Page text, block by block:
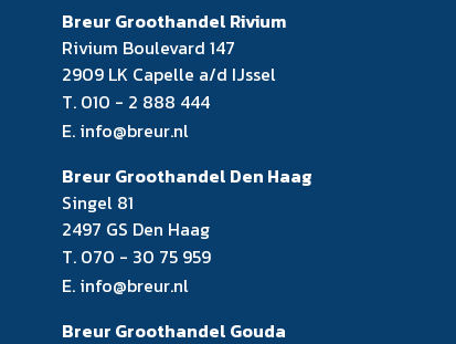
Breur Groothandel Rivium
Rivium Boulevard 147
2909 LK Capelle a/d IJssel
T. 010 - 2 888 444
E. info@breur.nl
Breur Groothandel Den Haag
Singel 81
2497 GS Den Haag
T. 070 - 30 75 959
E. info@breur.nl
Breur Groothandel Gouda